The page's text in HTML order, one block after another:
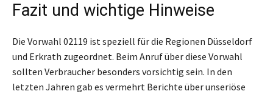
Fazit und wichtige Hinweise
Die Vorwahl 02119 ist speziell für die Regionen Düsseldorf
und Erkrath zugeordnet. Beim Anruf über diese Vorwahl
sollten Verbraucher besonders vorsichtig sein. In den
letzten Jahren gab es vermehrt Berichte über unseriöse